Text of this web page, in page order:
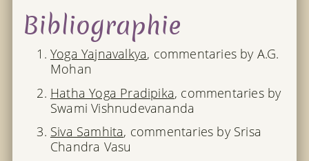
Bibliographie
Yoga Yajnavalkya, commentaries by A.G.
Mohan
Hatha Yoga Pradipika, commentaries by
Swami Vishnudevananda
Siva Samhita, commentaries by Srisa
Chandra Vasu